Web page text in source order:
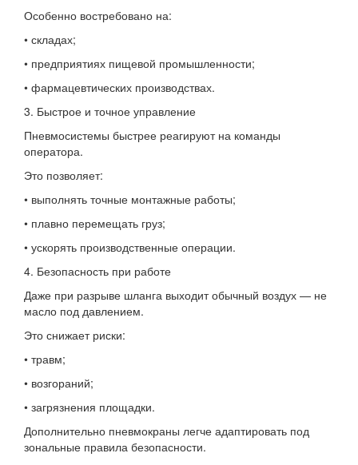
Особенно востребовано на:
• складах;
• предприятиях пищевой промышленности;
• фармацевтических производствах.
3. Быстрое и точное управление
Пневмосистемы быстрее реагируют на команды
оператора.
Это позволяет:
• выполнять точные монтажные работы;
• плавно перемещать груз;
• ускорять производственные операции.
4. Безопасность при работе
Даже при разрыве шланга выходит обычный воздух — не
масло под давлением.
Это снижает риски:
• травм;
• возгораний;
• загрязнения площадки.
Дополнительно пневмокраны легче адаптировать под
зональные правила безопасности.